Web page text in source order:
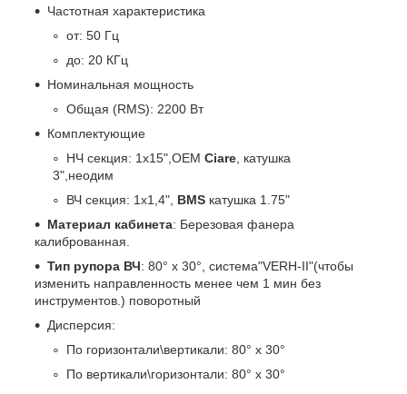
Частотная характеристика
от: 50 Гц
до: 20 КГц
Номинальная мощность
Общая (RMS): 2200 Вт
Комплектующие
НЧ секция: 1x15",OEM Ciare, катушка
3",неодим
ВЧ секция: 1x1,4", BMS катушка 1.75"
Материал кабинета: Березовая фанера
калиброванная.
Тип рупора ВЧ: 80° x 30°, система"VERH-II"(чтобы
изменить направленность менее чем 1 мин без
инструментов.) поворотный
Дисперсия:
По горизонтали\вертикали: 80° x 30°
По вертикали\горизонтали: 80° x 30°